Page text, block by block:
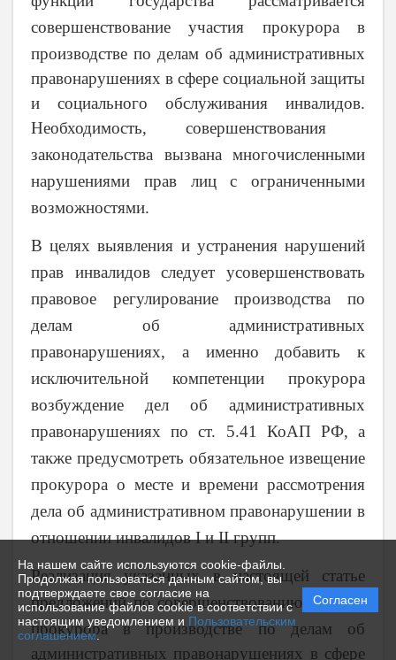
На нашем сайте используются cookie-файлы.
Продолжая пользоваться данным сайтом, вы
подтверждаете свое согласие на
использование файлов cookie в соответствии с
настоящим уведомлением и Пользовательским
соглашением.
Согласен
совершенствованиеучастия прокурора в
производстве по делам об административных
правонарушениях в сфере социальной защиты
и социального обслуживания инвалидов.
Необходимость, совершенствования
законодательства вызвана многочисленными
нарушениями прав лиц с ограниченными
возможностями.
В целях выявления и устранения нарушений
прав инвалидов следует усовершенствовать
правовое регулирование производства по
делам об административных
правонарушениях, а именно добавить к
исключительной компетенции прокурора
возбуждение дел об административных
правонарушениях по ст. 5.41 КоАП РФ, а
также предусмотреть обязательное извещение
прокурора о месте и времени рассмотрения
дела об административном правонарушении в
отношении инвалидов I и II групп.
Реализация указанных в настоящей статье
предложений по совершенствованию
участия
прокурора в производстве по делам об
административных правонарушениях в сфере